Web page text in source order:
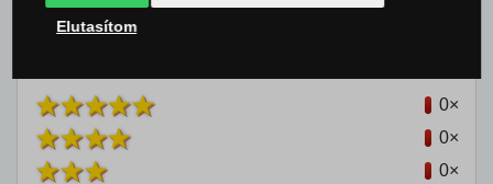
Ezt a terméket még
0×
0×
0×
Elutasítom